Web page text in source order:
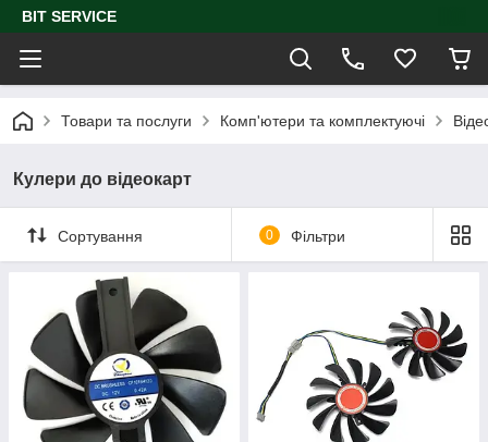
BIT SERVICE
Товари та послуги Комп'ютери та комплектуючі
Кулери до відеокарт
Сортування 0 Фільтри